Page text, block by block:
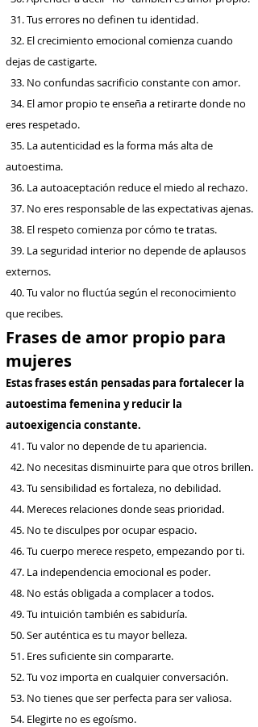
31. Tus errores no definen tu identidad.
32. El crecimiento emocional comienza cuando
dejas de castigarte.
33. No confundas sacrificio constante con amor.
34. El amor propio te enseña a retirarte donde no
eres respetado.
35. La autenticidad es la forma más alta de
autoestima.
36. La autoaceptación reduce el miedo al rechazo.
37. No eres responsable de las expectativas ajenas.
38. El respeto comienza por cómo te tratas.
39. La seguridad interior no depende de aplausos
externos.
40. Tu valor no fluctúa según el reconocimiento
que recibes.
Frases de amor propio para
mujeres
Estas frases están pensadas para fortalecer la
autoestima femenina y reducir la
autoexigencia constante.
41. Tu valor no depende de tu apariencia.
42. No necesitas disminuirte para que otros brillen.
43. Tu sensibilidad es fortaleza, no debilidad.
44. Mereces relaciones donde seas prioridad.
45. No te disculpes por ocupar espacio.
46. Tu cuerpo merece respeto, empezando por ti.
47. La independencia emocional es poder.
48. No estás obligada a complacer a todos.
49. Tu intuición también es sabiduría.
50. Ser auténtica es tu mayor belleza.
51. Eres suficiente sin compararte.
52. Tu voz importa en cualquier conversación.
53. No tienes que ser perfecta para ser valiosa.
54. Elegirte no es egoísmo.